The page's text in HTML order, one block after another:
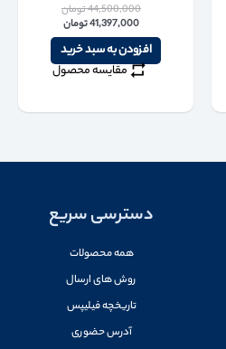
44,500,000تومان
41,397,000تومان
افزودن به سبد خرید
مقایسه محصول
دسترسی سریع
همه محصولات
روش های ارسال
تاریخچه فیلیپس
آدرس حضوری